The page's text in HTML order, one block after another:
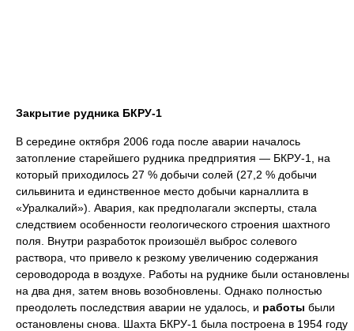
Закрытие рудника БКРУ-1
В середине октября 2006 года после аварии началось
затопление старейшего рудника предприятия — БКРУ-1, на
который приходилось 27 % добычи солей (27,2 % добычи
сильвинита и единственное место добычи карналлита в
«Уралкалий»). Авария, как предполагали эксперты, стала
следствием особенности геологического строения шахтного
поля. Внутри разработок произошёл выброс солевого
раствора, что привело к резкому увеличению содержания
сероводорода в воздухе. Работы на руднике были остановлены
на два дня, затем вновь возобновлены. Однако полностью
преодолеть последствия аварии не удалось, и работы были
остановлены снова. Шахта БКРУ-1 была построена в 1954 году